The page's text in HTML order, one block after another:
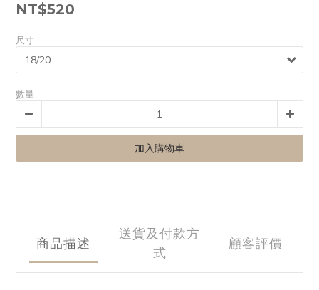
NT$520
尺寸
數量
加入購物車
商品描述
送貨及付款方
式
顧客評價